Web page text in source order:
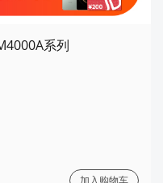
系列
加入购物车